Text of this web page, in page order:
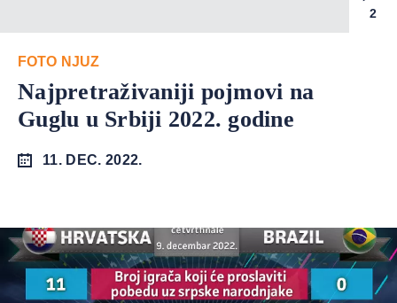
2
FOTO NJUZ
Najpretraživaniji pojmovi na
Guglu u Srbiji 2022. godine
11. DEC. 2022.